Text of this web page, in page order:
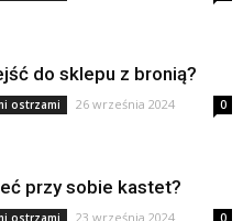
do sklepu z bronią?
ostrzami 26 września 2024 0
przy sobie kastet?
ostrzami 23 września 2024 0